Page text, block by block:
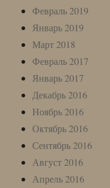
Февраль 2019
Январь 2019
Март 2018
Февраль 2017
Январь 2017
Декабрь 2016
Ноябрь 2016
Октябрь 2016
Сентябрь 2016
Август 2016
Апрель 2016